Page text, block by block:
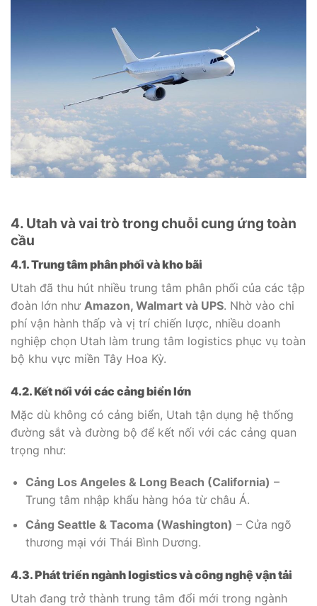
4. Utah và vai trò trong chuỗi cung ứng toàn
cầu
4.1. Trung tâm phân phối và kho bãi
Utah đã thu hút nhiều trung tâm phân phối của các tập
đoàn lớn như Amazon, Walmart và UPS. Nhờ vào chi
phí vận hành thấp và vị trí chiến lược, nhiều doanh
nghiệp chọn Utah làm trung tâm logistics phục vụ toàn
bộ khu vực miền Tây Hoa Kỳ.
4.2. Kết nối với các cảng biển lớn
Mặc dù không có cảng biển, Utah tận dụng hệ thống
đường sắt và đường bộ để kết nối với các cảng quan
trọng như:
Cảng Los Angeles & Long Beach (California) –
Trung tâm nhập khẩu hàng hóa từ châu Á.
Cảng Seattle & Tacoma (Washington) – Cửa ngõ
thương mại với Thái Bình Dương.
4.3. Phát triển ngành logistics và công nghệ vận tải
Utah đang trở thành trung tâm đổi mới trong ngành